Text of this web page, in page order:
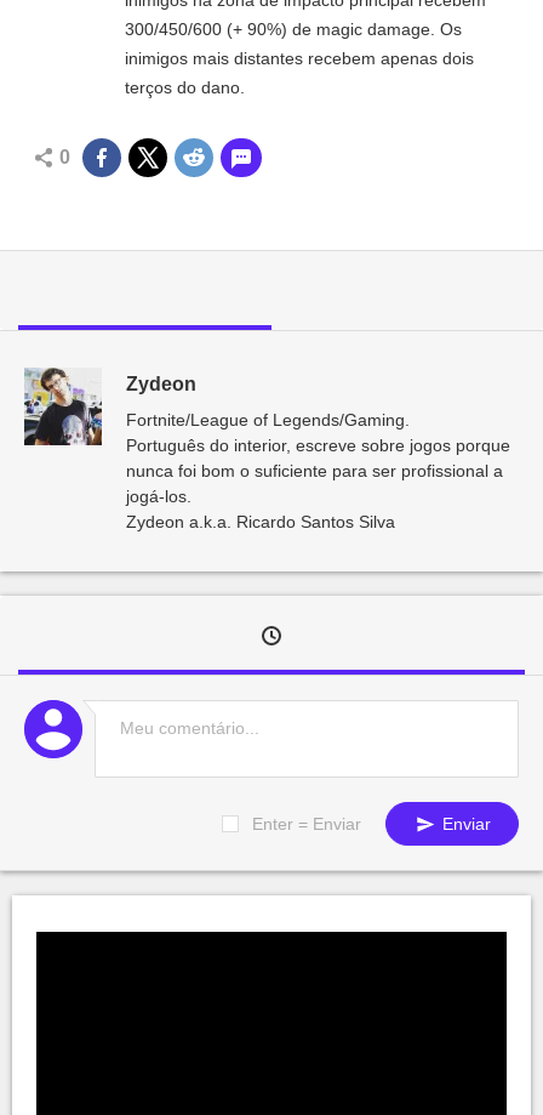
300/450/600 (+ 90%) de magic damage. Os
inimigos mais distantes recebem apenas dois
terços do dano.
0
Zydeon
Fortnite/League of Legends/Gaming.
Português do interior, escreve sobre jogos porque
nunca foi bom o suficiente para ser profissional a
jogá-los.
Zydeon a.k.a. Ricardo Santos Silva
Enter = Enviar Enviar